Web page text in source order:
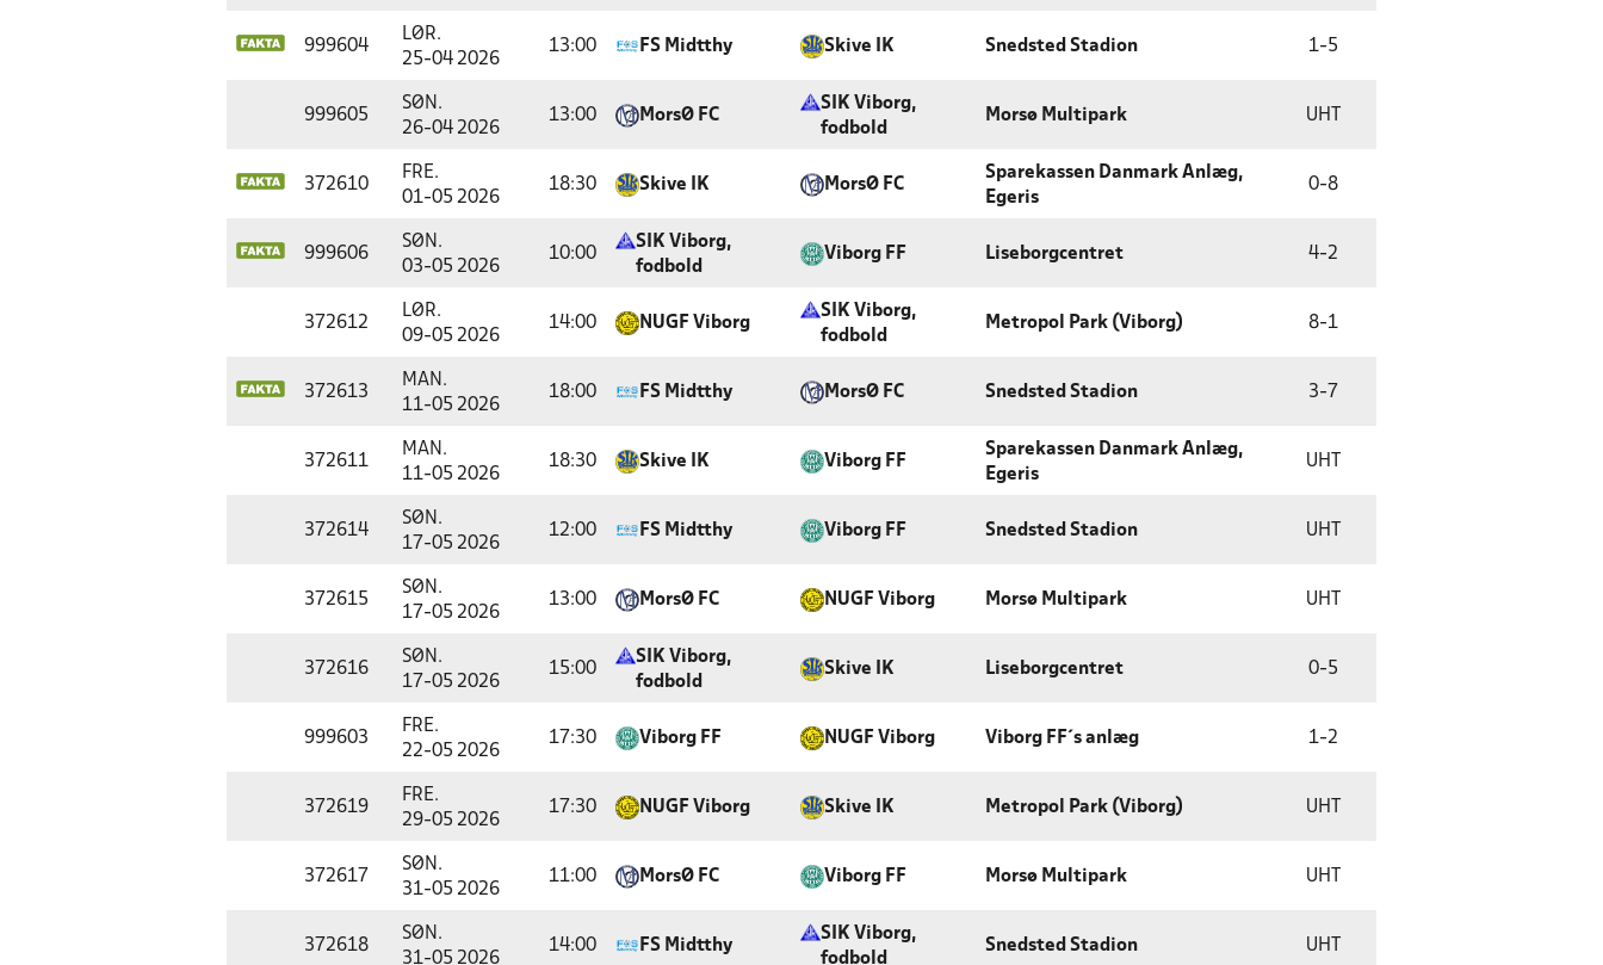
999604
LØR.
25-04 2026
13:00 FS Midtthy Skive IK Snedsted Stadion 1-5
999605
SØN.
26-04 2026
13:00 MorsØ FC
SIK Viborg,
fodbold
Morsø Multipark UHT
372610
FRE.
01-05 2026
18:30 Skive IK MorsØ FC
Sparekassen Danmark Anlæg,
Egeris
0-8
999606
SØN.
03-05 2026
10:00
SIK Viborg,
fodbold
Viborg FF Liseborgcentret 4-2
372612
LØR.
09-05 2026
14:00 NUGF Viborg
SIK Viborg,
fodbold
Metropol Park (Viborg) 8-1
372613
MAN.
11-05 2026
18:00 FS Midtthy MorsØ FC Snedsted Stadion 3- 7
372611
MAN.
11-05 2026
18:30 Skive IK Viborg FF
Sparekassen Danmark Anlæg,
Egeris
UHT
372614
SØN.
17-05 2026
12:00 FS Midtthy Viborg FF Snedsted Stadion UHT
372615
SØN.
17-05 2026
13:00 MorsØ FC NUGF Viborg Morsø Multipark UHT
372616
SØN.
17-05 2026
15:00
SIK Viborg,
fodbold
Skive IK Liseborgcentret 0-5
999603
FRE.
22-05 2026
17:30 Viborg FF NUGF Viborg Viborg FF´s anlæg 1-2
372619
FRE.
29-05 2026
17:30 NUGF Viborg Skive IK Metropol Park (Viborg) UHT
372617
SØN.
31-05 2026
11:00 MorsØ FC Viborg FF Morsø Multipark UHT
372618
SØN.
31-05 2026
14:00 FS Midtthy
SIK Viborg,
fodbold
Snedsted Stadion UHT